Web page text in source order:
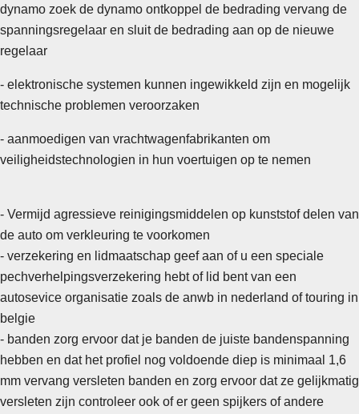
dynamo zoek de dynamo ontkoppel de bedrading vervang de
spanningsregelaar en sluit de bedrading aan op de nieuwe
regelaar
- elektronische systemen kunnen ingewikkeld zijn en mogelijk
technische problemen veroorzaken
- aanmoedigen van vrachtwagenfabrikanten om
veiligheidstechnologien in hun voertuigen op te nemen
- Vermijd agressieve reinigingsmiddelen op kunststof delen van
de auto om verkleuring te voorkomen
- verzekering en lidmaatschap geef aan of u een speciale
pechverhelpingsverzekering hebt of lid bent van een
autosevice organisatie zoals de anwb in nederland of touring in
belgie
- banden zorg ervoor dat je banden de juiste bandenspanning
hebben en dat het profiel nog voldoende diep is minimaal 1,6
mm vervang versleten banden en zorg ervoor dat ze gelijkmatig
versleten zijn controleer ook of er geen spijkers of andere